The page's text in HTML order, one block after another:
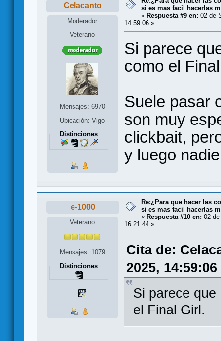
Celacanto
Moderador
Veterano
Mensajes: 6970
Ubicación: Vigo
Distinciones
si es mas facil hacerlas
« Respuesta #9 en: 02 de
14:59:06 »
Si parece
como el
Suele pasar
son muy
clickbait,
y luego
e-1000
Veterano
Mensajes: 1079
Distinciones
Re:¿Para que hacer las
si es mas facil hacerlas
« Respuesta #10 en: 02
16:21:44 »
Cita de:
2025, 14:59:06
Si parece
el Final Girl.